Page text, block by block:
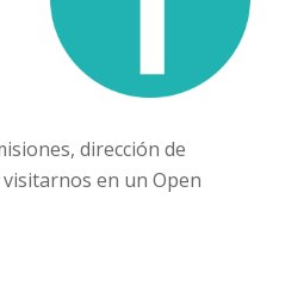
dirección de
en un Open